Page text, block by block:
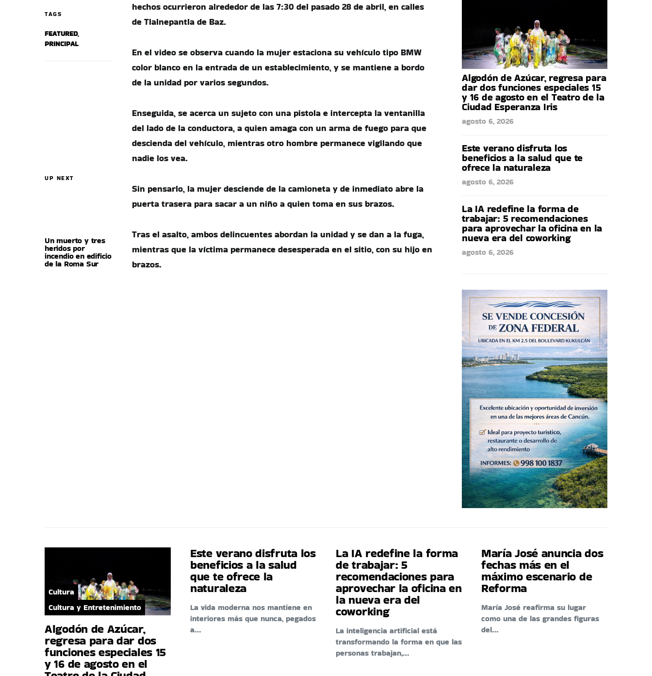
UP NEXT
Un muerto y tres
heridos por
incendio en edificio
de la Roma Sur
TAGS
FEATURED,
PRINCIPAL
hechos ocurrieron alrededor de las 7:30 del pasado 28 de abril, en calles
de Tlalnepantla de Baz.
En el video se observa cuando la mujer estaciona su vehículo tipo BMW
color blanco en la entrada de un establecimiento, y se mantiene a bordo
de la unidad por varios segundos.
Enseguida, se acerca un sujeto con una pistola e intercepta la ventanilla
del lado de la conductora, a quien amaga con un arma de fuego para que
descienda del vehículo, mientras otro hombre permanece vigilando que
nadie los vea.
Sin pensarlo, la mujer desciende de la camioneta y de inmediato abre la
puerta trasera para sacar a un niño a quien toma en sus brazos.
Tras el asalto, ambos delincuentes abordan la unidad y se dan a la fuga,
mientras que la víctima permanece desesperada en el sitio, con su hijo en
brazos.
Algodón de Azúcar, regresa para
dar dos funciones especiales 15
y 16 de agosto en el Teatro de la
Ciudad Esperanza Iris
agosto 6, 2026
Este verano disfruta los
beneficios a la salud que te
ofrece la naturaleza
agosto 6, 2026
La IA redefine la forma de
trabajar: 5 recomendaciones
para aprovechar la oficina en la
nueva era del coworking
agosto 6, 2026
Cultura
Cultura y Entretenimiento
Algodón de Azúcar,
regresa para dar dos
funciones especiales 15
y 16 de agosto en el
Este verano disfruta los
beneficios a la salud
que te ofrece la
naturaleza
La vida moderna nos mantiene en
interiores más que nunca, pegados
a…
La IA redefine la forma
de trabajar: 5
recomendaciones para
aprovechar la oficina en
la nueva era del
coworking
La inteligencia artificial está
transformando la forma en que las
personas trabajan,…
María José anuncia dos
fechas más en el
máximo escenario de
Reforma
María José reafirma su lugar
como una de las grandes figuras
del…